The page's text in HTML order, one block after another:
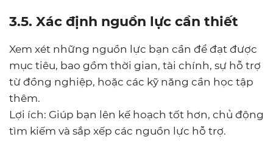
3.5. Xác định nguồn lực cần thiết
Xem xét những nguồn lực bạn cần để đạt được
mục tiêu, bao gồm thời gian, tài chính, sự hỗ trợ
từ đồng nghiệp, hoặc các kỹ năng cần học tập
thêm.
Lợi ích: Giúp bạn lên kế hoạch tốt hơn, chủ động
tìm kiếm và sắp xếp các nguồn lực hỗ trợ.